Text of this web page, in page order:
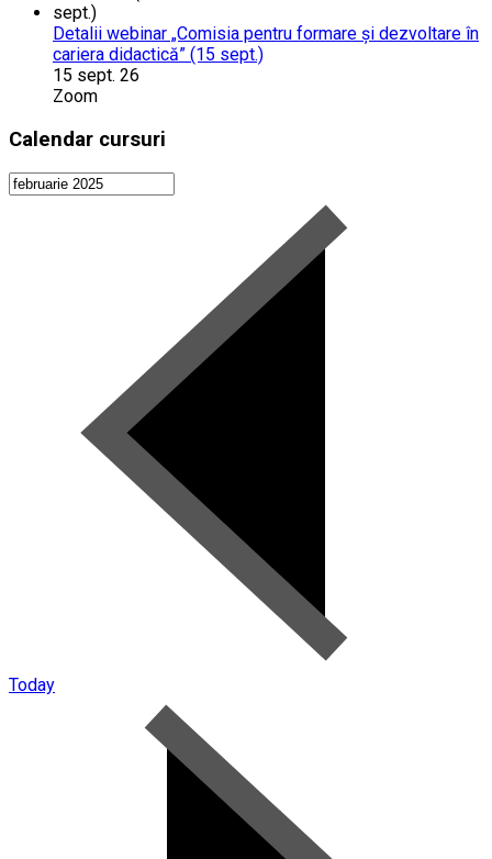
Detalii webinar „Comisia pentru formare și dezvoltare în
cariera didactică” (15 sept.)
15 sept. 26
Zoom
Calendar cursuri
Today